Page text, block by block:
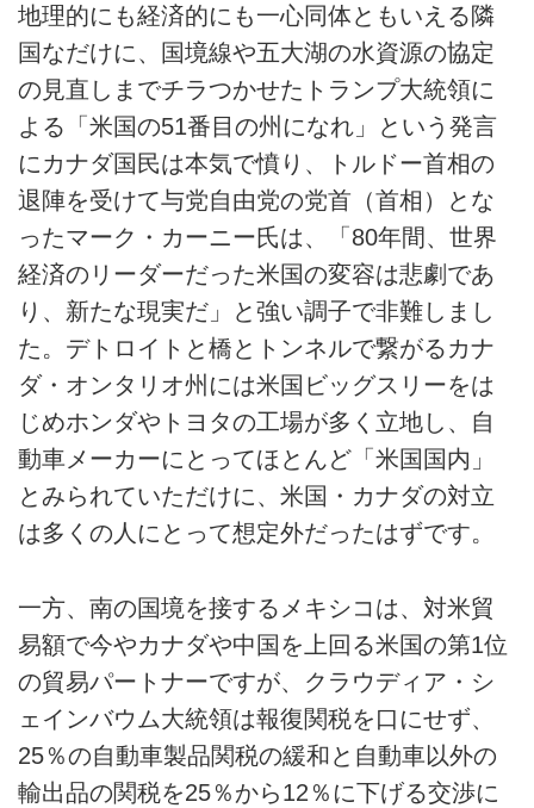
地理的にも経済的にも一心同体ともいえる隣
国なだけに、国境線や五大湖の水資源の協定
の見直しまでチラつかせたトランプ大統領に
よる「米国の51番目の州になれ」という発言
にカナダ国民は本気で憤り、トルドー首相の
退陣を受けて与党自由党の党首（首相）とな
ったマーク・カーニー氏は、「80年間、世界
経済のリーダーだった米国の変容は悲劇であ
り、新たな現実だ」と強い調子で非難しまし
た。デトロイトと橋とトンネルで繋がるカナ
ダ・オンタリオ州には米国ビッグスリーをは
じめホンダやトヨタの工場が多く立地し、自
動車メーカーにとってほとんど「米国国内」
とみられていただけに、米国・カナダの対立
は多くの人にとって想定外だったはずです。
一方、南の国境を接するメキシコは、対米貿
易額で今やカナダや中国を上回る米国の第1位
の貿易パートナーですが、クラウディア・シ
ェインバウム大統領は報復関税を口にせず、
25％の自動車製品関税の緩和と自動車以外の
輸出品の関税を25％から12％に下げる交渉に